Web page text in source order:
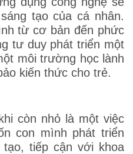
tạo của cá nhân.
từ cơ bản đến phức
tư duy phát triển một
môi trường học lành
kiến thức cho trẻ.
còn nhỏ là một việc
con mình phát triển
tiếp cận với khoa